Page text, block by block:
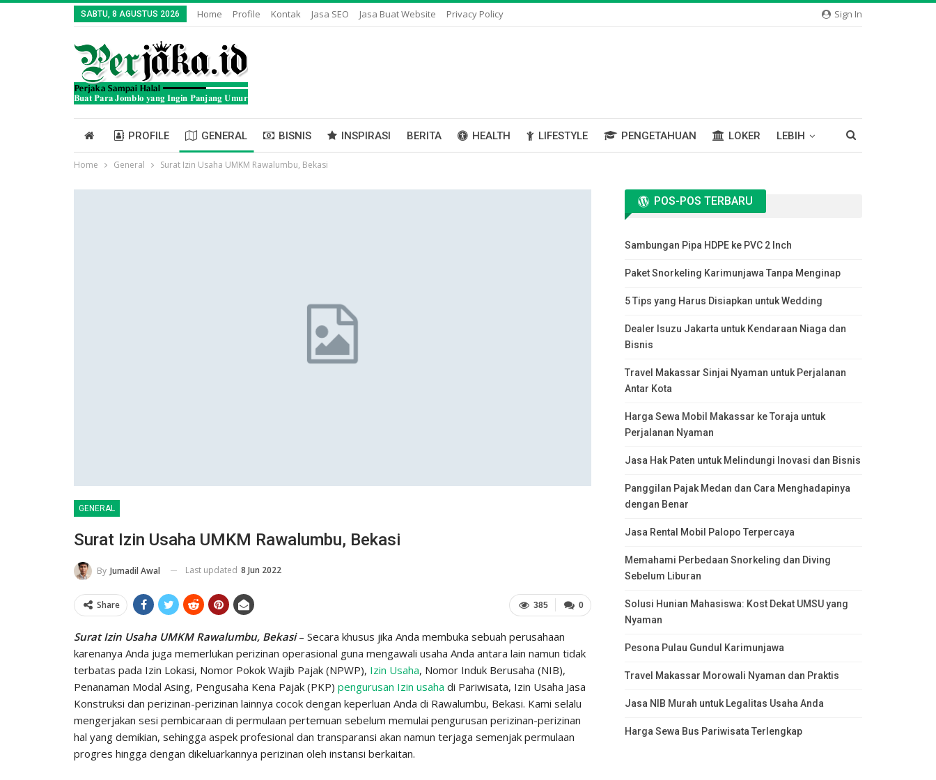
Sign In
SABTU, 8 AGUSTUS 2026 Home Profile Kontak Jasa SEO Jasa Buat Website Privacy Policy
PROFILE GENERAL BISNIS INSPIRASI BERITA HEALTH LIFESTYLE PENGETAHUAN LOKER LEBIH
Home General Surat Izin Usaha UMKM Rawalumbu, Bekasi
GENERAL
Surat Izin Usaha UMKM Rawalumbu, Bekasi
By Jumadil Awal Last updated 8 Jun 2022
0
385
Share
Surat Izin Usaha UMKM Rawalumbu, Bekasi– Secara khusus jika Anda membuka sebuah perusahaan
karenanya Anda juga memerlukan perizinan operasional guna mengawali usaha Anda antara lain namun tidak
terbatas pada Izin Lokasi, Nomor Pokok Wajib Pajak (NPWP), Izin Usaha, Nomor Induk Berusaha (NIB),
Penanaman Modal Asing, Pengusaha Kena Pajak (PKP) pengurusan Izin usaha di Pariwisata, Izin Usaha Jasa
Konstruksi dan perizinan-perizinan lainnya cocok dengan keperluan Anda di Rawalumbu, Bekasi. Kami selalu
mengerjakan sesi pembicaraan di permulaan pertemuan sebelum memulai pengurusan perizinan-perizinan
hal yang demikian, sehingga aspek profesional dan transparansi akan namun terjaga semenjak permulaan
progres hingga dengan dikeluarkannya perizinan oleh instansi berkaitan.
POS-POS TERBARU
Sambungan Pipa HDPE ke PVC 2 Inch
Paket Snorkeling Karimunjawa Tanpa Menginap
5 Tips yang Harus Disiapkan untuk Wedding
Dealer Isuzu Jakarta untuk Kendaraan Niaga dan
Bisnis
Travel Makassar Sinjai Nyaman untuk Perjalanan
Antar Kota
Harga Sewa Mobil Makassar ke Toraja untuk
Perjalanan Nyaman
Jasa Hak Paten untuk Melindungi Inovasi dan Bisnis
Panggilan Pajak Medan dan Cara Menghadapinya
dengan Benar
Jasa Rental Mobil Palopo Terpercaya
Memahami Perbedaan Snorkeling dan Diving
Sebelum Liburan
Solusi Hunian Mahasiswa: Kost Dekat UMSU yang
Nyaman
Pesona Pulau Gundul Karimunjawa
Travel Makassar Morowali Nyaman dan Praktis
Jasa NIB Murah untuk Legalitas Usaha Anda
Harga Sewa Bus Pariwisata Terlengkap